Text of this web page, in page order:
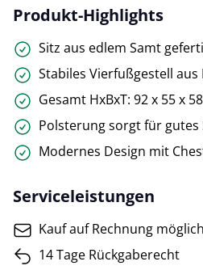
Produkt-Highlights
Sitz aus edlem Samt
Stabiles Vierfußgestell aus
Gesamt HxBxT: 92 x 55 x
Polsterung sorgt für gutes
Modernes Design mit
Serviceleistungen
Kauf auf Rechnung möglich
14 Tage Rückgaberecht